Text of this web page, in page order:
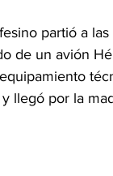
partió a
de un avión
llegó por la